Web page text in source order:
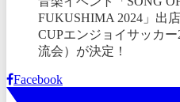
Facebook